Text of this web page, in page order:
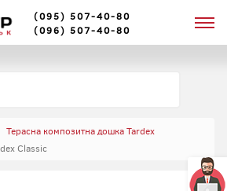
(095) 507-40-80
(096) 507-40-80
Терасна композитна дошка Tardex
Classic